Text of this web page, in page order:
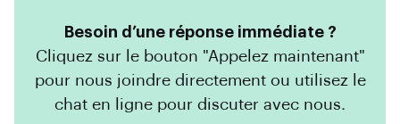
Besoin d’une réponse immédiate ?
Cliquez sur le bouton "Appelez maintenant"
pour nous joindre directement ou utilisez le
chat en ligne pour discuter avec nous.